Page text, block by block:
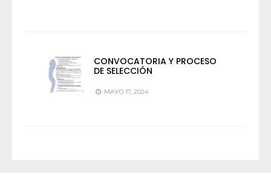
CONVOCATORIA Y PROCESO
DE SELECCIÓN
MAYO 17, 2024